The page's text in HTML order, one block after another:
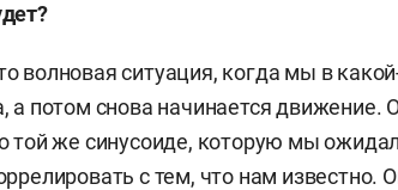
?
волновая ситуация, когда мы в
а потом снова начинается движение.
той же синусоиде, которую мы
с тем, что нам известно.